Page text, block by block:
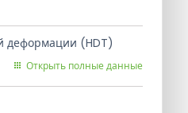
деформации (HDT)
Открыть полные данные